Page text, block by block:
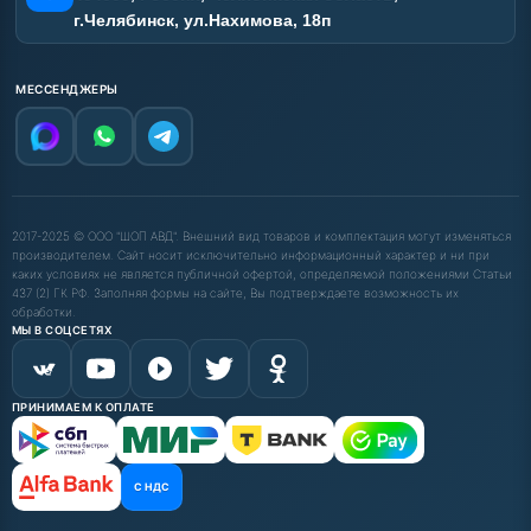
г.Челябинск, ул.Нахимова, 18п
МЕССЕНДЖЕРЫ
2017-2025 © ООО "ШОП АВД". Внешний вид товаров и комплектация могут изменяться
производителем. Сайт носит исключительно информационный характер и ни при
каких условиях не является публичной офертой, определяемой положениями Статьи
437 (2) ГК РФ. Заполняя формы на сайте, Вы подтверждаете возможность их
обработки.
МЫ В СОЦСЕТЯХ
ПРИНИМАЕМ К ОПЛАТЕ
С НДС